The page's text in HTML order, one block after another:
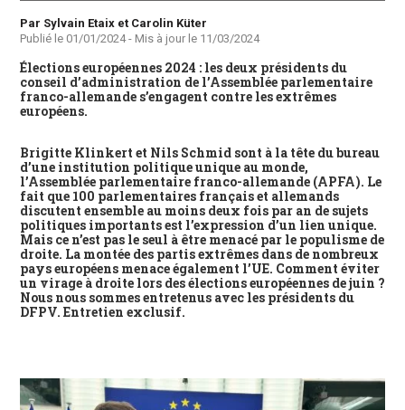
Auteur
Par Sylvain Etaix et Carolin Küter
Publié le 01/01/2024- Mis à jour le 11/03/2024
Élections européennes 2024 : les deux présidents du
conseil d’administration de l’Assemblée parlementaire
franco-allemande s’engagent contre les extrêmes
européens.
Brigitte Klinkert et Nils Schmid sont à la tête du bureau
d’une institution politique unique au monde,
l’Assemblée parlementaire franco-allemande (APFA). Le
fait que 100 parlementaires français et allemands
discutent ensemble au moins deux fois par an de sujets
politiques importants est l’expression d’un lien unique.
Mais ce n’est pas le seul à être menacé par le populisme de
droite. La montée des partis extrêmes dans de nombreux
pays européens menace également l’UE. Comment éviter
un virage à droite lors des élections européennes de juin ?
Nous nous sommes entretenus avec les présidents du
DFPV. Entretien exclusif.